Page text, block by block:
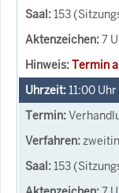
153
7
Termin
11:00 Uhr
153